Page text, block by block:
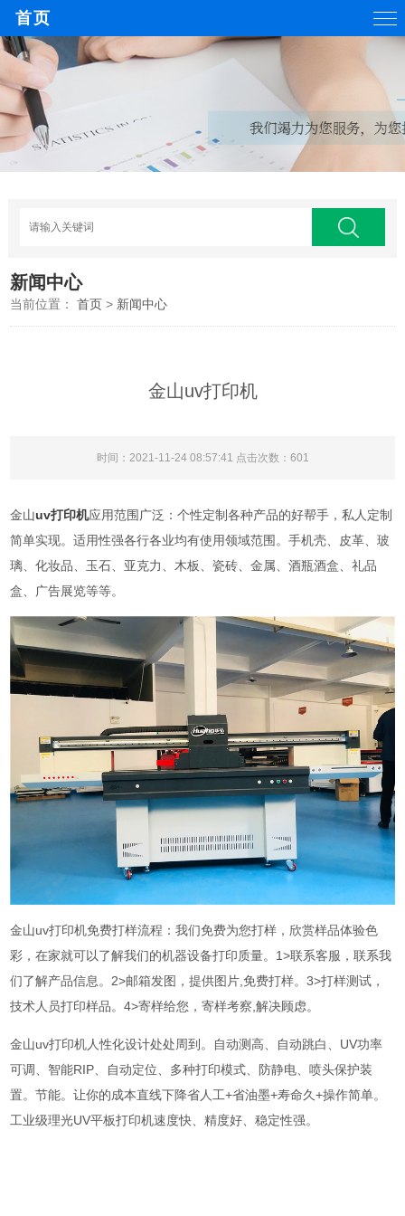
首页
新闻中心
当前位置：首页 > 新闻中心
金山uv打印机
时间：2021-11-24 08:57:41 点击次数： 601
金山uv打印机应用范围广泛：个性定制各种产品的好帮手，私人定制
简单实现。适用性强各行各业均有使用领域范围。手机壳、皮革、玻
璃、化妆品、玉石、亚克力、木板、瓷砖、金属、酒瓶酒盒、礼品
盒、广告展览等等。
金山uv打印机免费打样流程：我们免费为您打样，欣赏样品体验色
彩，在家就可以了解我们的机器设备打印质量。1>联系客服，联系我
们了解产品信息。2>邮箱发图，提供图片,免费打样。3>打样测试，
技术人员打印样品。4>寄样给您，寄样考察,解决顾虑。
金山uv打印机人性化设计处处周到。自动测高、自动跳白、UV功率
可调、智能RIP、自动定位、多种打印模式、防静电、喷头保护装
置。节能。让你的成本直线下降省人工+省油墨+寿命久+操作简单。
工业级理光UV平板打印机速度快、精度好、稳定性强。